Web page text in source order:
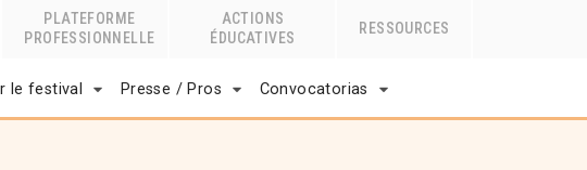
PLATEFORME
PROFESSIONNELLE
ACTIONS
ÉDUCATIVES
RESSOURCES
le festival Presse / Pros Convocatorias